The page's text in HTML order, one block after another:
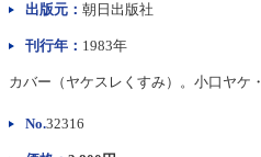
出版元： 朝日出版社
刊行年： 1983年
カバー（ヤケスレくすみ）。小口ヤケ・
No.32316